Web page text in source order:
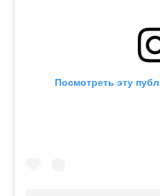
Посмотреть эту